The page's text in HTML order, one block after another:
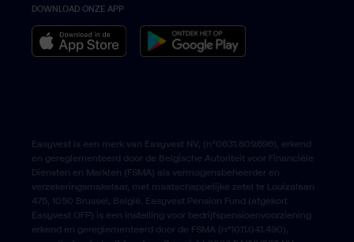
Belgique › Français
Belgium › English
DOWNLOAD ONZE APP
Easyvest is een merk van Easyvest NV, (n°0631.809.696), erkend
en gereglementeerd door de Belgische Autoriteit voor Financiële
Diensten en Markten (FSMA) als vermogensbeheerder en
verzekeringsmakelaar, met maatschappelijke zetel te Louizalaan
475, 1050 Brussel, België. Easyvest Pension Fund (afgekort
Easyvest OFP) is een instelling voor bedrijfspensioenvoorziening
erkend en gereglementeerd door de FSMA (n°1011.041.490),